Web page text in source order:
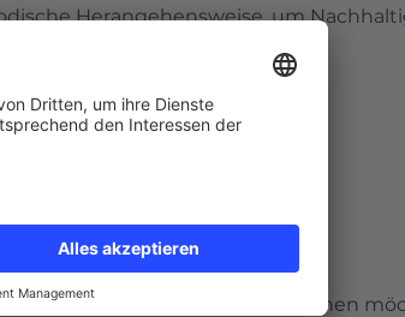
Herangehensweise, um
& praxisnah
Nachhaltigkeit strategisch angehen